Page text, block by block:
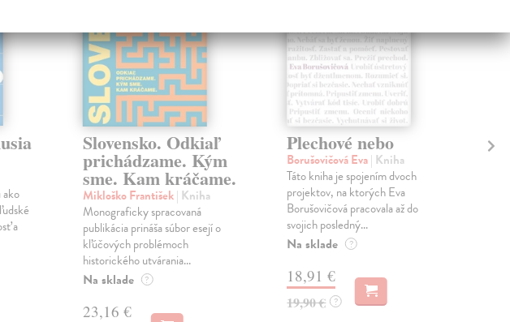
a
Slovensko. Odkiaľ
prichádzame. Kým
sme. Kam kráčame.
Mikloško František| Kniha
Monograficky spracovaná
publikácia prináša súbor esejí o
kľúčových problémoch
historického utvárania...
Na sklade ?
23,16 €
Plechové nebo
Borušovičová Eva| Kniha
Táto kniha je spojením dvoch
projektov, na ktorých Eva
Borušovičová pracovala až do
svojich posledný...
Na sklade ?
18,91 €
19,90 € ?